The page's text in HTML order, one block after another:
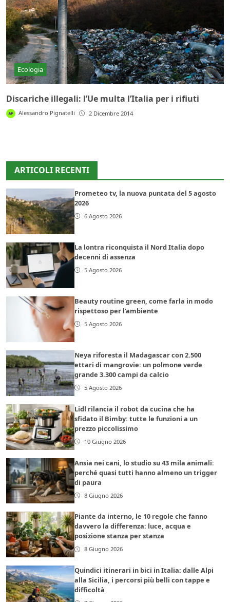
Ecologia
Discariche illegali: l’Ue multa l’Italia per i rifiuti
Alessandro Pignatelli 2 Dicembre 2014
ARTICOLI RECENTI
Prometeo tv, la nuova puntata del 5 agosto
2026
6 Agosto 2026
La lontra riconquista il Nord Italia dopo
decenni di assenza
5 Agosto 2026
Beauty routine green, come farla in modo
rispettoso per l’ambiente
5 Agosto 2026
Neya riforesta il Madagascar con 2.500
ettari di mangrovie: un polmone verde
grande 3.300 campi da calcio
5 Agosto 2026
Lidl rilancia il robot da cucina che ha
sfidato il Bimby: tutte le funzioni a un
prezzo piccolissimo
10 Giugno 2026
Ansia nei cani, lo studio su 43 mila animali:
perché quasi tutti hanno almeno un trigger
di paura
8 Giugno 2026
Piante da interno, le 10 regole che fanno
davvero la differenza: luce, acqua e
posizione stanza per stanza
8 Giugno 2026
Quindici itinerari in bici in Italia: dalle Alpi
alla Sicilia, i percorsi più belli con tappe e
difficoltà